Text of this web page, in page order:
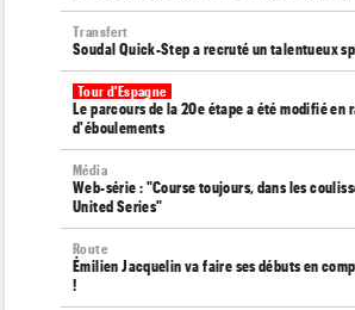
Transfert
Soudal Quick-Step a recruté un talentueux
Tour d'Espagne
Le parcours de la 20e étape a été modifié en
d'éboulements
Média
Web-série : "Course toujours, dans les
United Series"
Route
Émilien Jacquelin va faire ses débuts en
!